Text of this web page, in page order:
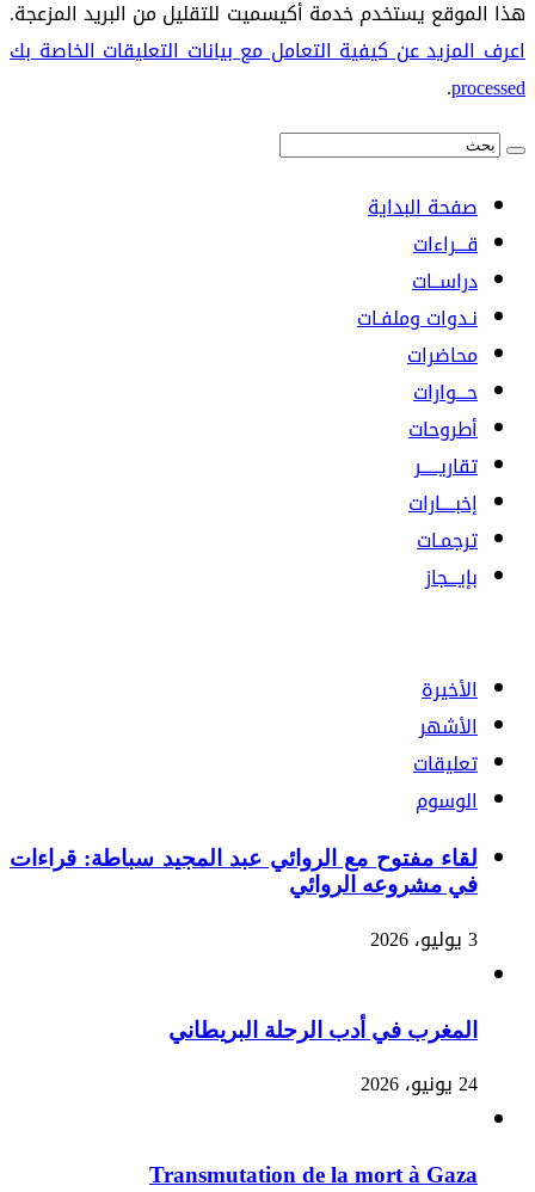
هذا الموقع يستخدم خدمة أكيسميت للتقليل من البريد المزعجة.
اعرف المزيد عن كيفية التعامل مع بيانات التعليقات الخاصة بك
processed
.
صفحة البداية
قـــراءات
دراســات
نـدوات وملفـات
محاضرات
حـــوارات
أطروحات
تقاريـــــر
إخبــــارات
ترجمـات
بإيـــجاز
الأخيرة
الأشهر
تعليقات
الوسوم
لقاء مفتوح مع الروائي عبد المجيد سباطة: قراءات
في مشروعه الروائي
3 يوليو، 2026
المغرب في أدب الرحلة البريطاني
24 يونيو، 2026
Transmutation de la mort à Gaza